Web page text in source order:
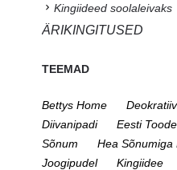
Kingiideed soolaleivaks
ÄRIKINGITUSED
TEEMAD
Bettys Home
Diivanipadi
Eesti Toode
Sõnum
Hea Sõnumiga
Joogipudel
Kingiidee